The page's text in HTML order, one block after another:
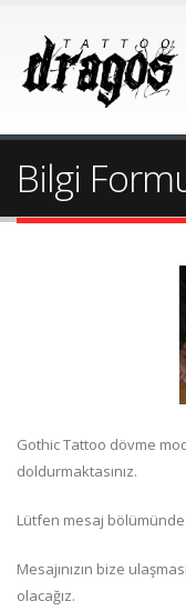
Bilgi
Gothic Tattoo dövme
doldurmaktasınız.
Lütfen mesaj
Mesajınızın bize
olacağız.